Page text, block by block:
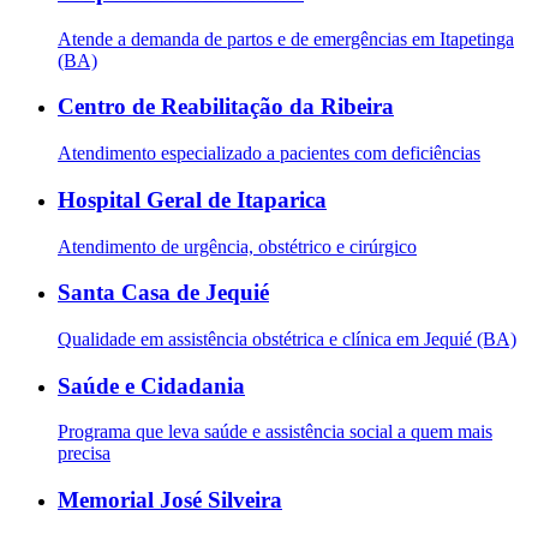
Atende a demanda de partos e de emergências em Itapetinga
(BA)
Centro de Reabilitação da Ribeira
Atendimento especializado a pacientes com deficiências
Hospital Geral de Itaparica
Atendimento de urgência, obstétrico e cirúrgico
Santa Casa de Jequié
Qualidade em assistência obstétrica e clínica em Jequié (BA)
Saúde e Cidadania
Programa que leva saúde e assistência social a quem mais
precisa
Memorial José Silveira